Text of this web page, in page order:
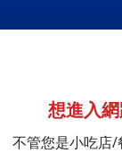
想進入
不管您是小吃店